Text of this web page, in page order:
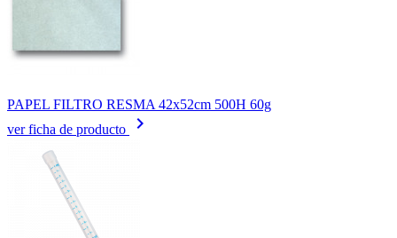
PAPEL FILTRO RESMA 42x52cm 500H 60g
ver ficha de producto
keyboard_arrow_right